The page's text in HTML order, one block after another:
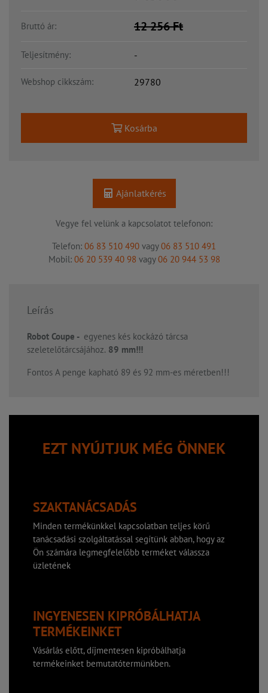
Bruttó ár: 12 256Ft
Teljesítmény: -
Webshop cikkszám: 29780
Kosárba
Ajánlatkérés
Vegye fel velünk a kapcsolatot telefonon:
Telefon: 06 83 510 490 vagy06 83 510 491
Mobil: 06 20 539 40 98 vagy06 20 944 53 98
Leírás
Robot Coupe - egyenes kés kockázó tárcsa
szeletelőtárcsájához. 89 mm!!!
Fontos A penge kapható 89 és 92 mm-es méretben!!!
EZT NYÚJTJUK MÉG ÖNNEK
SZAKTANÁCSADÁS
Minden termékünkkel kapcsolatban teljes körű
tanácsadási szolgáltatással segítünk abban, hogy az
Ön számára legmegfelelőbb terméket válassza
üzletének
INGYENESEN KIPRÓBÁLHATJA
TERMÉKEINKET
Vásárlás előtt, díjmentesen kipróbálhatja
termékeinket bemutatótermünkben.